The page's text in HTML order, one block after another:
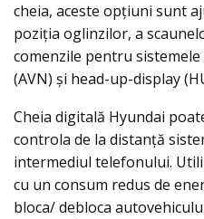
cheia, aceste opțiuni sunt
poziția oglinzilor, a
comenzile pentru
(AVN) și head-up-display
Cheia digitală Hyundai
controla de la distanță
intermediul telefonului.
cu un consum redus de
bloca/ debloca